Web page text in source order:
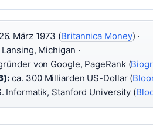
26. März 1973 (Britannica Money) ·
Lansing, Michigan ·
von Google, PageRank (
ca. 300 Milliarden US-Dollar (
Informatik, Stanford University (